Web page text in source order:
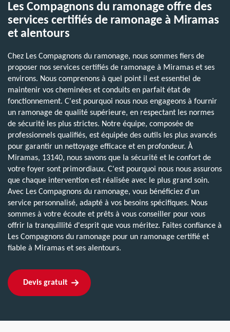
Les Compagnons du ramonage offre des
services certifiés de ramonage à Miramas
et alentours
Chez Les Compagnons du ramonage, nous sommes fiers de
proposer nos services certifiés de ramonage à Miramas et ses
environs. Nous comprenons à quel point il est essentiel de
maintenir vos cheminées et conduits en parfait état de
fonctionnement. C'est pourquoi nous nous engageons à fournir
un ramonage de qualité supérieure, en respectant les normes
de sécurité les plus strictes. Notre équipe, composée de
professionnels qualifiés, est équipée des outils les plus avancés
pour garantir un nettoyage efficace et en profondeur. À
Miramas, 13140, nous savons que la sécurité et le confort de
votre foyer sont primordiaux. C'est pourquoi nous nous assurons
que chaque intervention est réalisée avec le plus grand soin.
Avec Les Compagnons du ramonage, vous bénéficiez d'un
service personnalisé, adapté à vos besoins spécifiques. Nous
sommes à votre écoute et prêts à vous conseiller pour vous
offrir la tranquillité d'esprit que vous méritez. Faites confiance à
Les Compagnons du ramonage pour un ramonage certifié et
fiable à Miramas et ses alentours.
Devis gratuit